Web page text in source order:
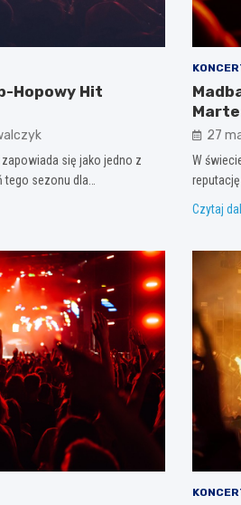
Hopowy Hit
się jako jedno z
sezonu dla…
27
W
Czytaj